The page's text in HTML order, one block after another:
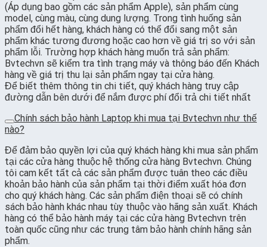
(Áp dụng bao gồm các sản phẩm Apple), sản phẩm cùng
model, cùng màu, cùng dung lượng. Trong tình huống sản
phẩm đổi hết hàng, khách hàng có thể đổi sang một sản
phẩm khác tương đương hoặc cao hơn về giá trị so với sản
phẩm lỗi. Trường hợp khách hàng muốn trả sản phẩm:
Bvtechvn sẽ kiểm tra tình trạng máy và thông báo đến Khách
hàng về giá trị thu lại sản phẩm ngay tại cửa hàng.
Để biết thêm thông tin chi tiết, quý khách hàng truy cập
đường dẫn bên dưới để nắm được phí đổi trả chi tiết nhất
Chính sách bảo hành Laptop khi mua tại Bvtechvn như thế
nào?
Để đảm bảo quyền lợi của quý khách hàng khi mua sản phẩm
tại các cửa hàng thuộc hệ thống cửa hàng Bvtechvn. Chúng
tôi cam kết tất cả các sản phẩm được tuân theo các điều
khoản bảo hành của sản phẩm tại thời điểm xuất hóa đơn
cho quý khách hàng. Các sản phẩm điện thoại sẽ có chính
sách bảo hành khác nhau tùy thuộc vào hãng sản xuất. Khách
hàng có thể bảo hành máy tại các cửa hàng Bvtechvn trên
toàn quốc cũng như các trung tâm bảo hành chính hãng sản
phẩm.